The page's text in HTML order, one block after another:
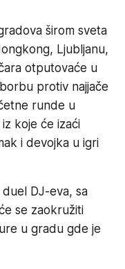
širom sveta
Ljubljanu,
otputovaće u
protiv najjače
runde u
koje će izaći
i devojka u igri
duel DJ-eva, sa
se zaokružiti
u gradu gde je